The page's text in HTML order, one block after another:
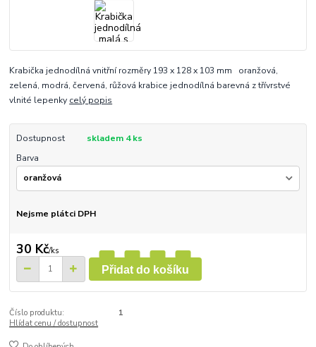
Krabička jednodílná vnitřní rozměry 193 x 128 x 103 mm oranžová,
zelená, modrá, červená, růžová krabice jednodílná barevná z třívrstvé
vlnité lepenky celý popis
Dostupnost
skladem 4 ks
Barva
Nejsme plátci DPH
30 Kč/ks
Přidat do košíku
Číslo produktu:
1
Hlídat cenu / dostupnost